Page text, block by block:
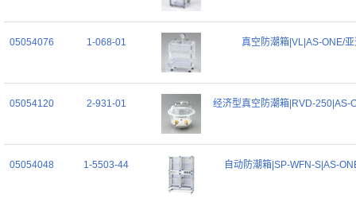
05054076 1-068-01 真空防潮箱|VL|AS-ONE/
05054120 2-931-01 经济型真空防潮箱|RVD-250|AS-
05054048 1-5503-44 自动防潮箱|SP-WFN-S|AS-